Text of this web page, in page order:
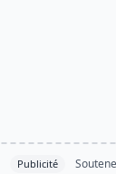
Publicité